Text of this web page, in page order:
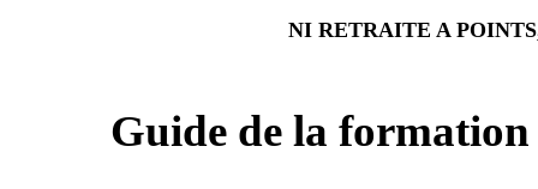
NI RETRAITE A
Guide de la